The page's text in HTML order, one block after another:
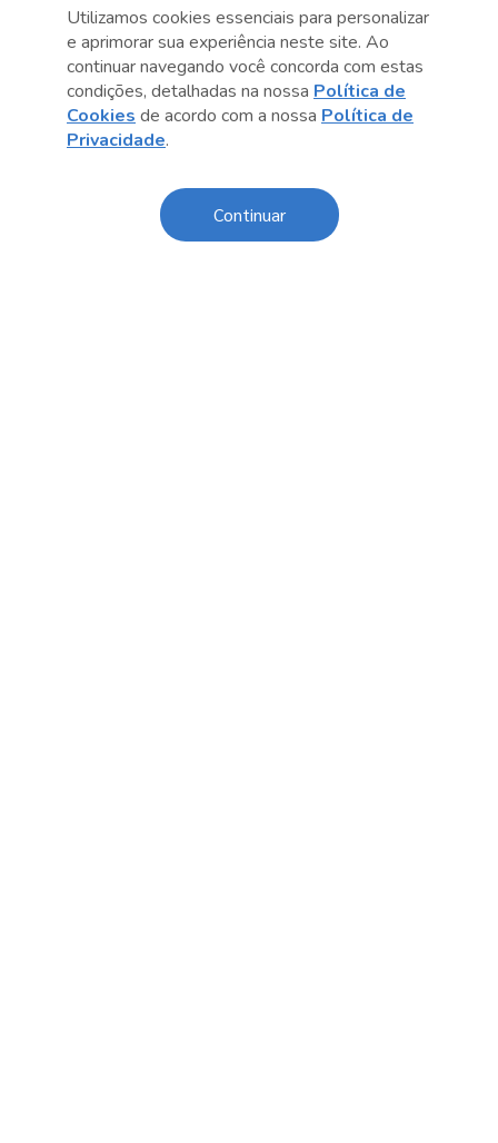
Anterior Próximo post
Utilizamos cookies essenciais para personalizar
e aprimorar sua experiência neste site. Ao
continuar navegando você concorda com estas
condições, detalhadas na nossa Política de
Cookies de acordo com a nossa Política de
Privacidade.
Continuar